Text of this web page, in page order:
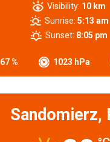
67 % 1023 hPa
Visibility: 10 km
Sunrise: 5:13 am
Sunset: 8:05 pm
Sandomierz,